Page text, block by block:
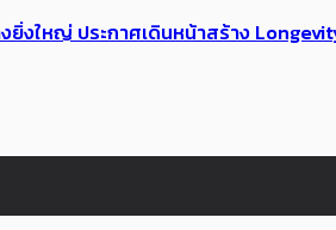
งใหญ่ ประกาศเดินหน้าสร้าง